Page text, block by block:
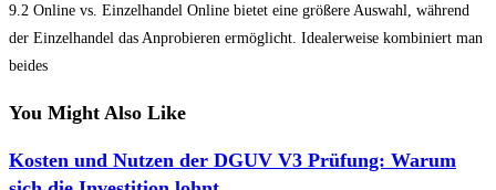
9.2 Online vs. Einzelhandel Online bietet eine größere Auswahl, während
der Einzelhandel das Anprobieren ermöglicht. Idealerweise kombiniert man
beides
You Might Also Like
Kosten und Nutzen der DGUV V3 Prüfung: Warum